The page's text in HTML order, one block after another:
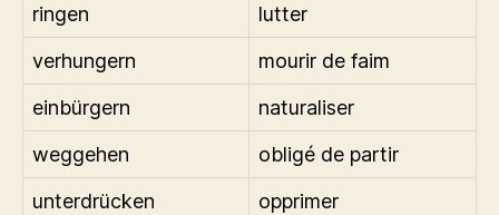
ringen
lutter
verhungern
mourir de faim
einbürgern
naturaliser
weggehen
obligé de partir
unterdrücken
opprimer